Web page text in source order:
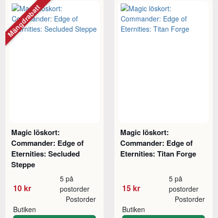
Magic löskort:
Commander: Edge of
Eternities: Secluded
Steppe
10 kr
5 på
postorder
Butiken
Postorder
Mängdrabatt
Magic löskort:
Commander: Edge of
Eternities: Titan Forge
15 kr
5 på
postorder
Butiken
Postorder